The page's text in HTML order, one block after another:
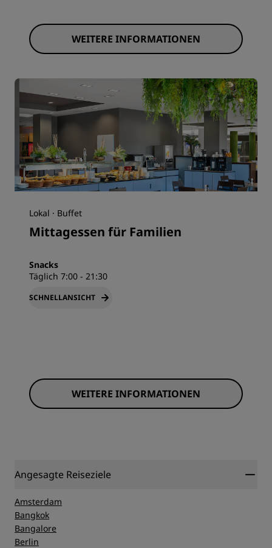
WEITERE INFORMATIONEN
Lokal · Buffet
Mittagessen für Familien
Snacks
Täglich 7:00 - 21:30
SCHNELLANSICHT
WEITERE INFORMATIONEN
Angesagte Reiseziele
Amsterdam
Bangkok
Bangalore
Berlin